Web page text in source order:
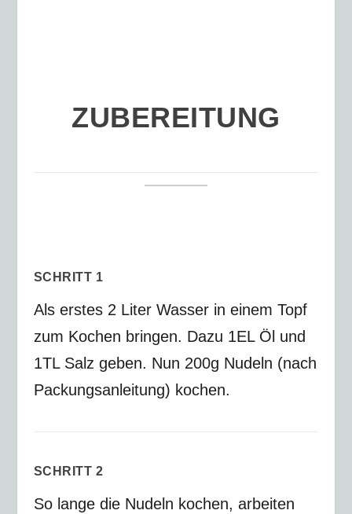
ZUBEREITUNG
SCHRITT 1
Als erstes 2 Liter Wasser in einem Topf
zum Kochen bringen. Dazu 1EL Öl und
1TL Salz geben. Nun 200g Nudeln (nach
Packungsanleitung) kochen.
SCHRITT 2
So lange die Nudeln kochen, arbeiten